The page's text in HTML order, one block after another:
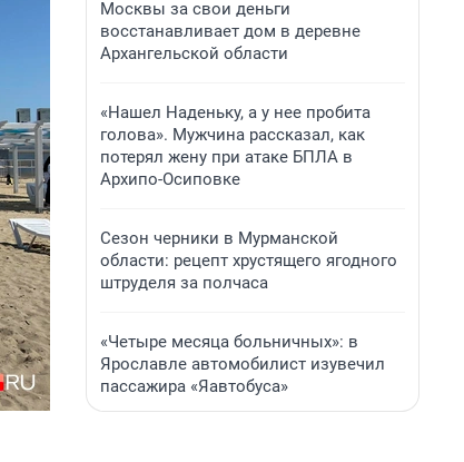
Москвы за свои деньги
восстанавливает дом в деревне
Архангельской области
«Нашел Наденьку, а у нее пробита
голова». Мужчина рассказал, как
потерял жену при атаке БПЛА в
Архипо-Осиповке
Сезон черники в Мурманской
области: рецепт хрустящего ягодного
штруделя за полчаса
«Четыре месяца больничных»: в
Ярославле автомобилист изувечил
пассажира «Яавтобуса»